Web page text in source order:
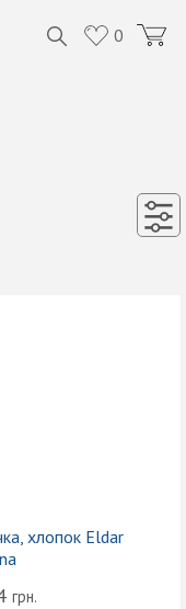
0
хлопок Eldar
грн.